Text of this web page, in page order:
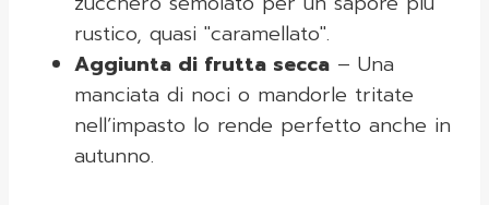
rustico, quasi "caramellato".
Aggiunta di frutta secca – Una
manciata di noci o mandorle tritate
nell’impasto lo rende perfetto anche in
autunno.